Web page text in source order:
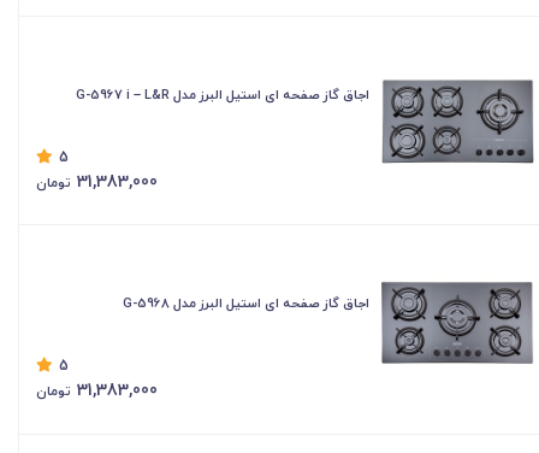
اجاق گاز صفحه ای استیل البرز مدل G-5967 i – L&R
5
31,383,000 تومان
اجاق گاز صفحه ای استیل البرز مدل G-5968
5
31,383,000 تومان